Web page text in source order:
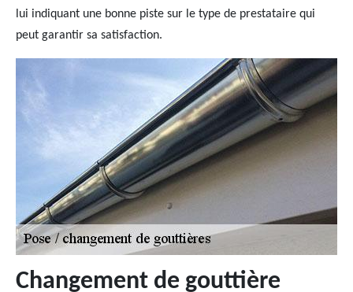
lui indiquant une bonne piste sur le type de prestataire qui
peut garantir sa satisfaction.
Changement de gouttière